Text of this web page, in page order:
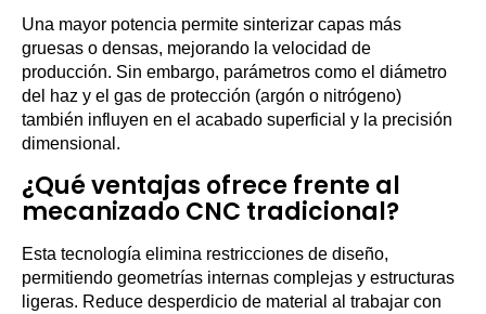
Una mayor potencia permite sinterizar capas más
gruesas o densas, mejorando la velocidad de
producción. Sin embargo, parámetros como el diámetro
del haz y el gas de protección (argón o nitrógeno)
también influyen en el acabado superficial y la precisión
dimensional.
¿Qué ventajas ofrece frente al
mecanizado CNC tradicional?
Esta tecnología elimina restricciones de diseño,
permitiendo geometrías internas complejas y estructuras
ligeras. Reduce desperdicio de material al trabajar con